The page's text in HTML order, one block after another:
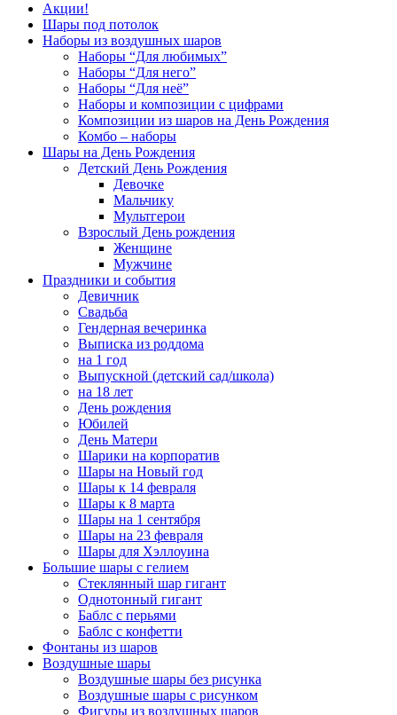
Акции!
Шары под потолок
Наборы из воздушных шаров
Наборы “Для любимых”
Наборы “Для него”
Наборы “Для неё”
Наборы и композиции с цифрами
Композиции из шаров на День Рождения
Комбо – наборы
Шары на День Рождения
Детский День Рождения
Девочке
Мальчику
Мультгерои
Взрослый День рождения
Женщине
Мужчине
Праздники и события
Девичник
Свадьба
Гендерная вечеринка
Выписка из роддома
на 1 год
Выпускной (детский сад/школа)
на 18 лет
День рождения
Юбилей
День Матери
Шарики на корпоратив
Шары на Новый год
Шары к 14 февраля
Шары к 8 марта
Шары на 1 сентября
Шары на 23 февраля
Шары для Хэллоуина
Большие шары с гелием
Стеклянный шар гигант
Однотонный гигант
Баблс с перьями
Баблс с конфетти
Фонтаны из шаров
Воздушные шары
Воздушные шары без рисунка
Воздушные шары с рисунком
Фигуры из воздушных шаров